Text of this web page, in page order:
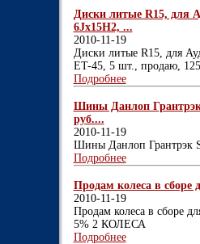
Диски литые R15, для
6Jх15Н2, ...
2010-11-19
Диски литые R15, для
ET-45, 5 шт., продаю,
Подробнее
Шины Данлоп Грантрэк
руб....
2010-11-19
Шины Данлоп Грантрэк
Подробнее
Продам колеса в
2010-11-19
Продам колеса в сборе
5% 2 КОЛЕСА
Подробнее